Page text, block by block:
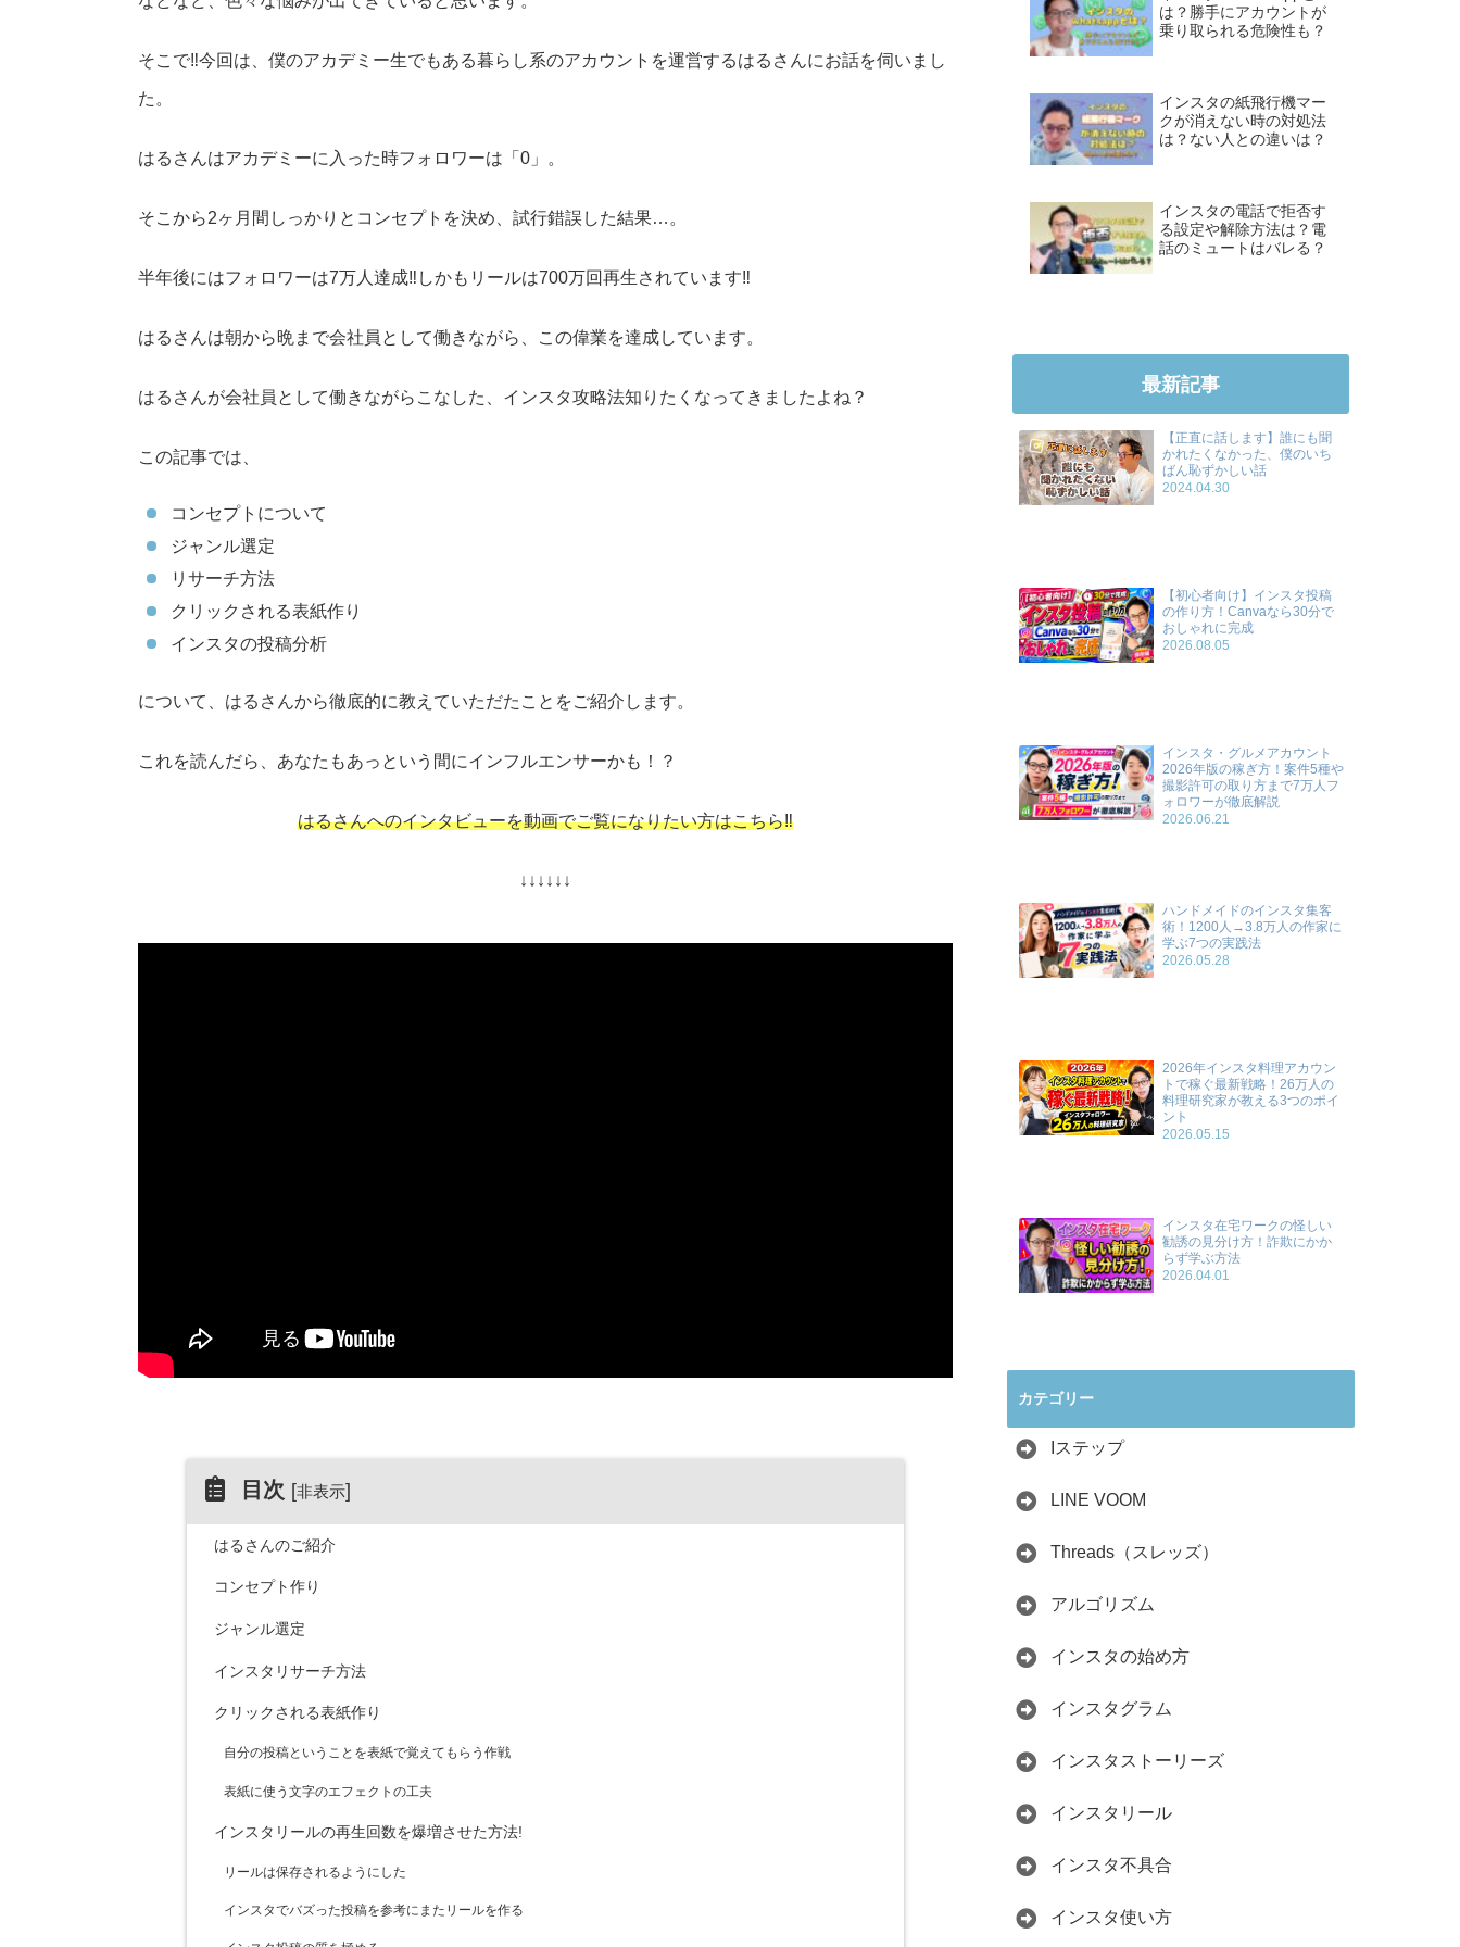
そこで‼︎今回は、僕のアカデミー生でもある暮らし系のアカウントを運営するはるさんにお話を伺いまし
た。
はるさんはアカデミーに入った時フォロワーは「0」。
そこから2ヶ月間しっかりとコンセプトを決め、試行錯誤した結果…。
半年後にはフォロワーは7万人達成‼︎しかもリールは700万回再生されています‼︎
はるさんは朝から晩まで会社員として働きながら、この偉業を達成しています。
はるさんが会社員として働きながらこなした、インスタ攻略法知りたくなってきましたよね？
この記事では、
コンセプトについて
ジャンル選定
リサーチ方法
クリックされる表紙作り
インスタの投稿分析
について、はるさんから徹底的に教えていただたことをご紹介します。
これを読んだら、あなたもあっという間にインフルエンサーかも！？
はるさんへのインタビューを動画でご覧になりたい方はこちら‼︎
↓↓↓↓↓↓
目次 [非表示]
はるさんのご紹介
コンセプト作り
ジャンル選定
インスタリサーチ方法
クリックされる表紙作り
自分の投稿ということを表紙で覚えてもらう作戦
表紙に使う文字のエフェクトの工夫
インスタリールの再生回数を爆増させた方法!
リールは保存されるようにした
インスタでバズった投稿を参考にまたリールを作る
は？勝手にアカウントが
乗り取られる危険性も？
インスタの紙飛行機マー
クが消えない時の対処法
は？ない人との違いは？
インスタの電話で拒否す
る設定や解除方法は？電
話のミュートはバレる？
最新記事
【正直に話します】誰にも聞
かれたくなかった、僕のいち
ばん恥ずかしい話
2024.04.30
【初心者向け】インスタ投稿
の作り方！Canvaなら30分で
おしゃれに完成
2026.08.05
インスタ・グルメアカウント
2026年版の稼ぎ方！案件5種や
撮影許可の取り方まで7万人フ
ォロワーが徹底解説
2026.06.21
ハンドメイドのインスタ集客
術！1200人→3.8万人の作家に
学ぶ7つの実践法
2026.05.28
2026年インスタ料理アカウン
トで稼ぐ最新戦略！26万人の
料理研究家が教える3つのポイ
ント
2026.05.15
インスタ在宅ワークの怪しい
勧誘の見分け方！詐欺にかか
らず学ぶ方法
2026.04.01
カテゴリー
Iステップ
LINE VOOM
Threads（スレッズ）
アルゴリズム
インスタの始め方
インスタグラム
インスタストーリーズ
インスタリール
インスタ不具合
インスタ使い方